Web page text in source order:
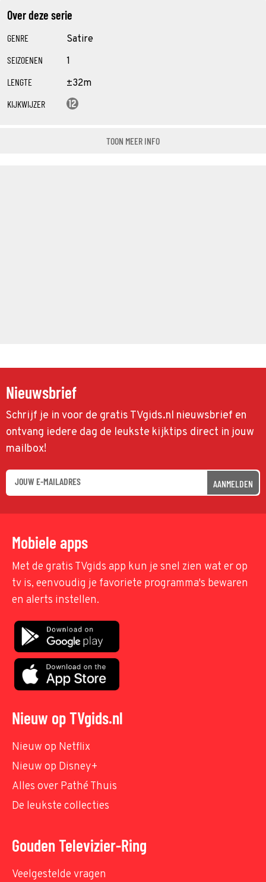
Over deze serie
GENRE Satire
SEIZOENEN 1
LENGTE ±32m
KIJKWIJZER
TOON MEER INFO
Nieuwsbrief
Schrijf je in voor de gratis TVgids.nl nieuwsbrief en
ontvang iedere dag de leukste kijktips direct in jouw
mailbox!
AANMELDEN
Mobiele apps
Met de gratis TVgids app kun je snel zien wat er op
tv is, eenvoudig je favoriete programma's bewaren
en alerts instellen.
Nieuw op TVgids.nl
Nieuw op Netflix
Nieuw op Disney+
Alles over Pathé Thuis
De leukste collecties
Gouden Televizier-Ring
Veelgestelde vragen